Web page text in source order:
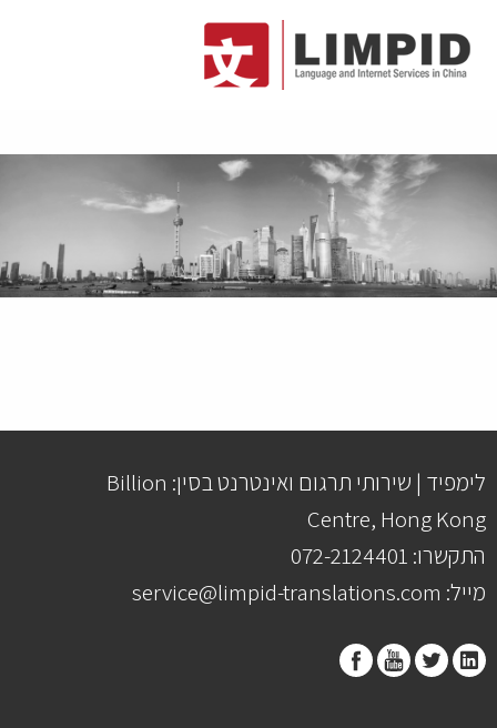
לימפיד | שירותי תרגום ואינטרנט בסין: Billion
Centre, Hong Kong
התקשרו: 072-2124401
מייל: service@limpid-translations.com